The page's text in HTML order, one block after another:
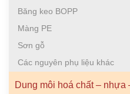
Băng keo BOPP
Màng PE
Sơn gỗ
Các nguyên phụ liệu khác
Dung môi hoá chất – nhựa